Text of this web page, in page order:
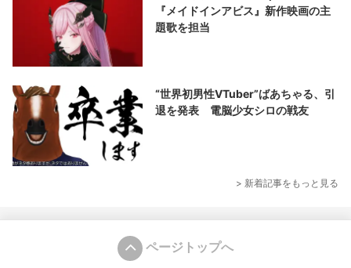
『メイドインアビス』新作映画の主
題歌を担当
“世界初男性VTuber”ばあちゃる、引
退を発表 電脳少女シロの戦友
> 新着記事をもっと見る
ページトップへ